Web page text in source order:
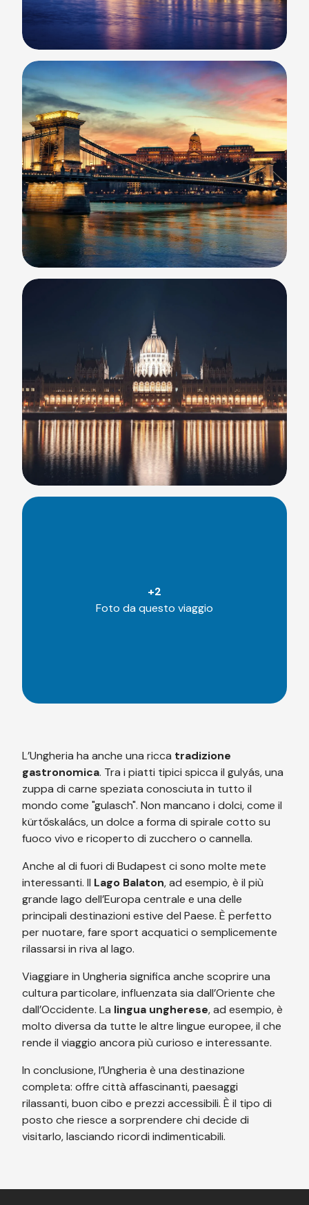
+2
Foto da questo viaggio
L’Ungheria ha anche una ricca tradizione
gastronomica. Tra i piatti tipici spicca il gulyás, una
zuppa di carne speziata conosciuta in tutto il
mondo come "gulasch". Non mancano i dolci, come il
kürtőskalács, un dolce a forma di spirale cotto su
fuoco vivo e ricoperto di zucchero o cannella.
Anche al di fuori di Budapest ci sono molte mete
interessanti. Il Lago Balaton, ad esempio, è il più
grande lago dell’Europa centrale e una delle
principali destinazioni estive del Paese. È perfetto
per nuotare, fare sport acquatici o semplicemente
rilassarsi in riva al lago.
Viaggiare in Ungheria significa anche scoprire una
cultura particolare, influenzata sia dall’Oriente che
dall’Occidente. La lingua ungherese, ad esempio, è
molto diversa da tutte le altre lingue europee, il che
rende il viaggio ancora più curioso e interessante.
In conclusione, l’Ungheria è una destinazione
completa: offre città affascinanti, paesaggi
rilassanti, buon cibo e prezzi accessibili. È il tipo di
posto che riesce a sorprendere chi decide di
visitarlo, lasciando ricordi indimenticabili.